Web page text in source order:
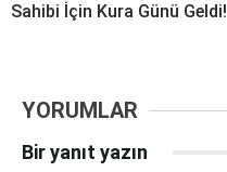
Sahibi İçin Kura Günü Geldi!
YORUMLAR
Bir yanıt yazın